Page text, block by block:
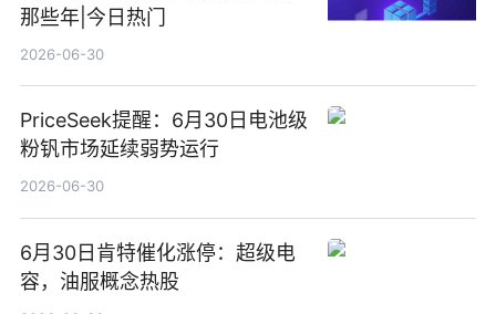
那些年|今日热门
2026-06-30
PriceSeek提醒：6月30日电池级
粉钒市场延续弱势运行
2026-06-30
6月30日肯特催化涨停：超级电
容，油服概念热股